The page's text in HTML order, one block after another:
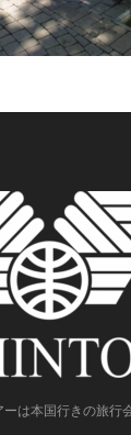
ーは本国行きの旅行